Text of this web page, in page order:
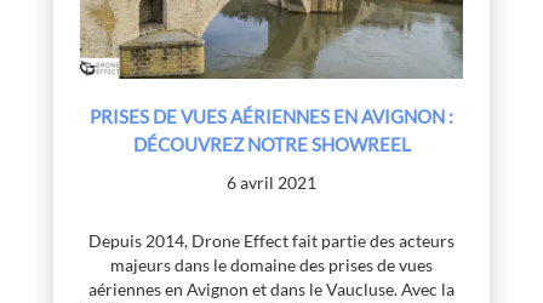
PRISES DE VUES AÉRIENNES EN AVIGNON :
DÉCOUVREZ NOTRE SHOWREEL
6 avril 2021
Depuis 2014, Drone Effect fait partie des acteurs
majeurs dans le domaine des prises de vues
aériennes en Avignon et dans le Vaucluse. Avec la